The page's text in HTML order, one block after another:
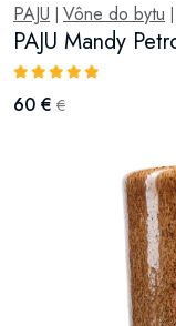
PAJU Vône do bytu
PAJU Mandy
60 € €